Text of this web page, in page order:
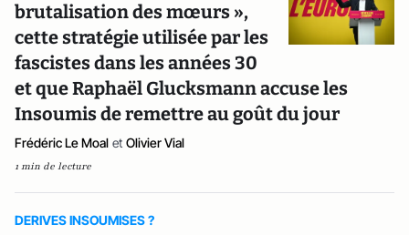
brutalisation des mœurs »,
cette stratégie utilisée par les
fascistes dans les années 30
et que Raphaël Glucksmann accuse les
Insoumis de remettre au goût du jour
Frédéric Le Moal et Olivier Vial
1 min de lecture
DERIVES INSOUMISES ?